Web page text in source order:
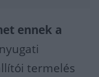
ennek a
termelés